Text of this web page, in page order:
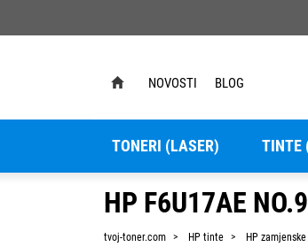
NOVOSTI BLOG
TONERI (LASER) TINTE
HP F6U17AE
tvoj-toner.com HP tinte HP